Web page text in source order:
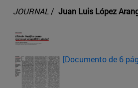
JOURNAL/ Juan Luis López
[Documento de 6